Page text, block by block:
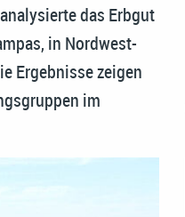
das Erbgut
in Nordwest-
Ergebnisse zeigen
im